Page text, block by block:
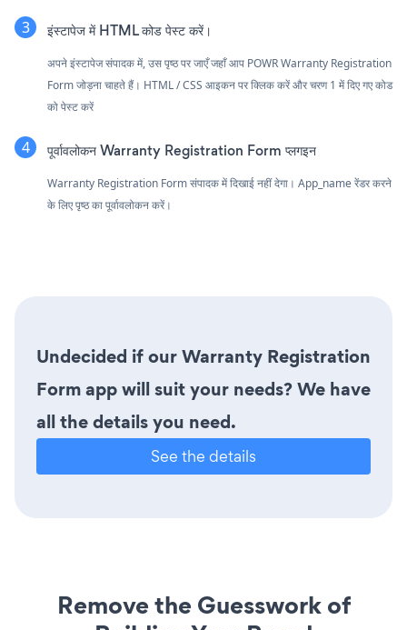
इंस्टापेज में HTML कोड पेस्ट करें।
अपने इंस्टापेज संपादक में, उस पृष्ठ पर जाएँ जहाँ आप POWR Warranty Registration
Form जोड़ना चाहते हैं। HTML / CSS आइकन पर क्लिक करें और चरण 1 में दिए गए कोड
को पेस्ट करें
पूर्वावलोकन Warranty Registration Form प्लगइन
Warranty Registration Form संपादक में दिखाई नहीं देगा। App_name रेंडर करने
के लिए पृष्ठ का पूर्वावलोकन करें।
Undecided if our Warranty Registration
Form app will suit your needs? We have
all the details you need.
See the details
Remove the Guesswork of